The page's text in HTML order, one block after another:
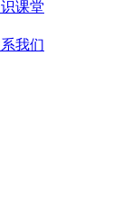
课堂
我们